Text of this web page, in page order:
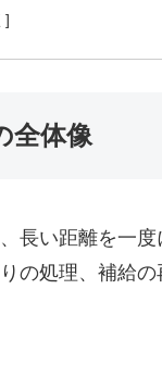
全体像
長い距離を一
の処理、補給